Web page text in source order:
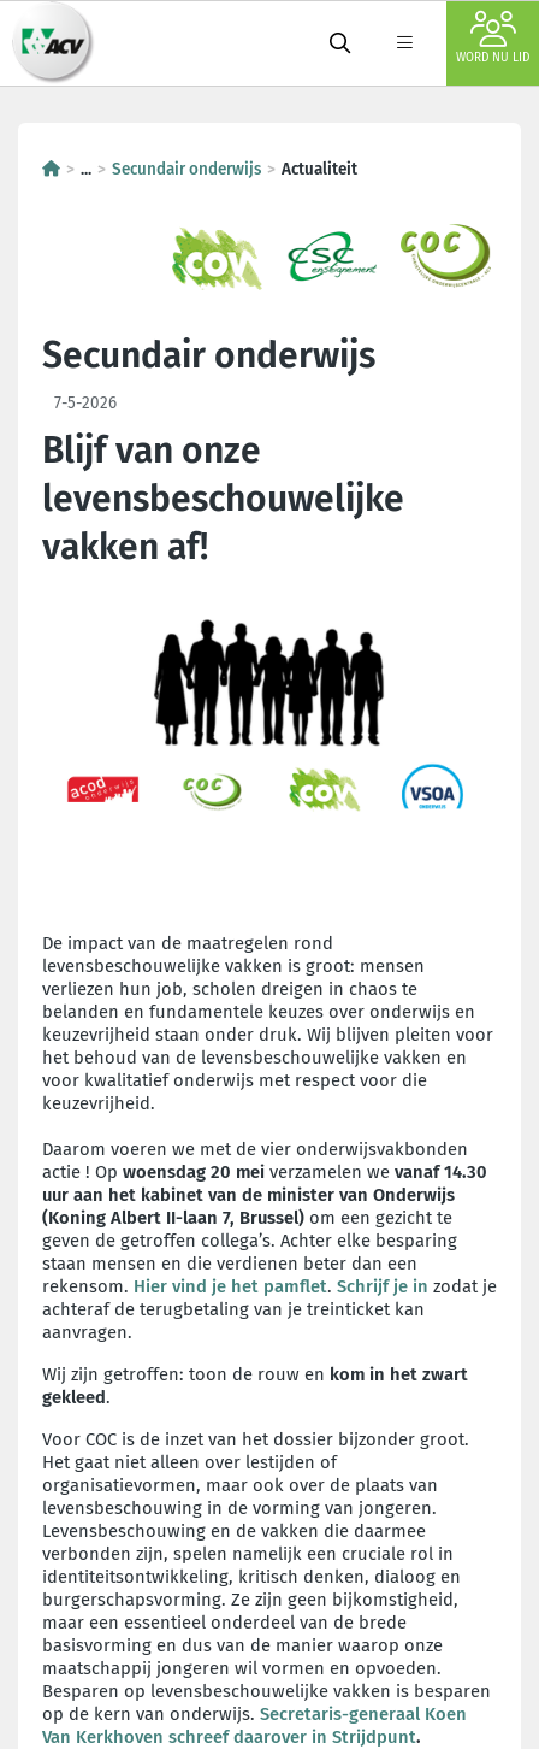
WORD NU LID
... Secundair onderwijs Actualiteit
Secundair onderwijs
7-5-2026
Blijf van onze
levensbeschouwelijke
vakken af!
De impact van de maatregelen rond
levensbeschouwelijke vakken is groot: mensen
verliezen hun job, scholen dreigen in chaos te
belanden en fundamentele keuzes over onderwijs en
keuzevrijheid staan onder druk. Wij blijven pleiten voor
het behoud van de levensbeschouwelijke vakken en
voor kwalitatief onderwijs met respect voor die
keuzevrijheid.
Daarom voeren we met de vier onderwijsvakbonden
actie ! Op woensdag 20 mei verzamelen we vanaf 14.30
uur aan het kabinet van de minister van Onderwijs
(Koning Albert II-laan 7, Brussel) om een gezicht te
geven de getroffen collega’s. Achter elke besparing
staan mensen en die verdienen beter dan een
rekensom. Hier vind je het pamflet. Schrijf je in zodat je
achteraf de terugbetaling van je treinticket kan
aanvragen.
Wij zijn getroffen: toon de rouw en kom in het zwart
gekleed.
Voor COC is de inzet van het dossier bijzonder groot.
Het gaat niet alleen over lestijden of
organisatievormen, maar ook over de plaats van
levensbeschouwing in de vorming van jongeren.
Levensbeschouwing en de vakken die daarmee
verbonden zijn, spelen namelijk een cruciale rol in
identiteitsontwikkeling, kritisch denken, dialoog en
burgerschapsvorming. Ze zijn geen bijkomstigheid,
maar een essentieel onderdeel van de brede
basisvorming en dus van de manier waarop onze
maatschappij jongeren wil vormen en opvoeden.
Besparen op levensbeschouwelijke vakken is besparen
op de kern van onderwijs. Secretaris-generaal Koen
Van Kerkhoven schreef daarover in Strijdpunt.